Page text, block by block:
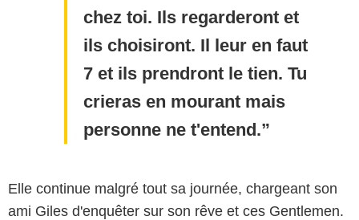
chez toi. Ils regarderont et
ils choisiront. Il leur en faut
7 et ils prendront le tien. Tu
crieras en mourant mais
personne ne t'entend.
Elle continue malgré tout sa journée, chargeant son
ami Giles d'enquêter sur son rêve et ces Gentlemen.